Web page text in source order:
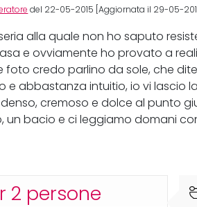
del 22-05-2015 [Aggiornata il 29-05-
alla quale non ho saputo
e ovviamente ho provato a
foto credo parlino da sole, che
e abbastanza intuitio, io vi lascio
cremoso e dolce al punto
un bacio e ci leggiamo domani
2 persone